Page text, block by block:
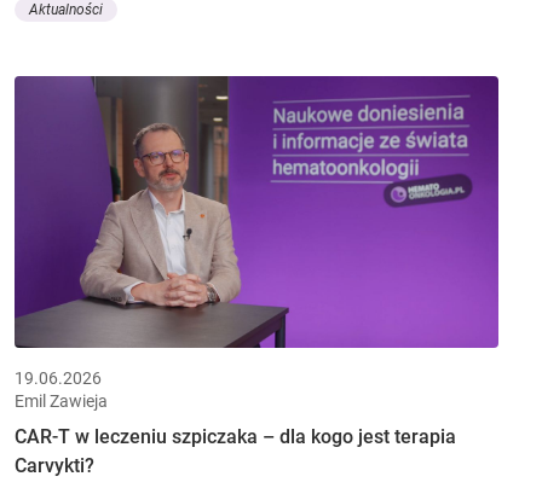
Aktualności
19.06.2026
Emil Zawieja
CAR-T w leczeniu szpiczaka – dla kogo jest terapia
Carvykti?